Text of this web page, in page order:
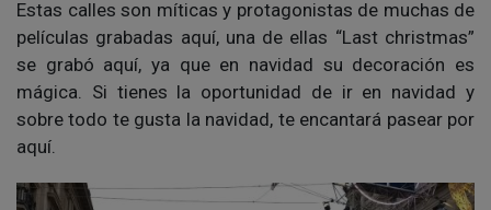
Estas calles son míticas y protagonistas de muchas de
películas grabadas aquí, una de ellas “Last christmas”
se grabó aquí, ya que en navidad su decoración es
mágica. Si tienes la oportunidad de ir en navidad y
sobre todo te gusta la navidad, te encantará pasear por
aquí.